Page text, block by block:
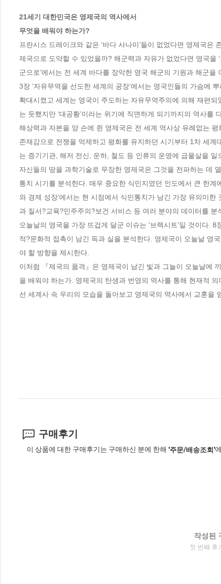
21세기 대한민국은 영제국의 역사에서
무엇을 배워야 하는가?
프란시스 드레이크와 같은 ‘바다 사나이’들이 없었다면 영제국
제국으로 도약할 수 있었을까? 해군력과 자유가 없었다면 영국을
군으로’에서는 전 세계 바다를 장악한 영국 해군의 기원과 해군
3장 ‘자유무역을 선도한 세계의 공장’에서는 영국인들의 가슴에
확대시켰고 세계는 영국이 주도하는 자유무역주의에 의해 재편
는 듯했지만 ‘대공황’이라는 위기에 직면하게 되기까지의 역사를
해상력과 자본을 양 손에 쥔 영제국은 전 세계 역사상 유례없는
존재감으로 전쟁을 억제하고 평화를 유지하던 시기부터 1차 세계
는 증기기관, 해저 전신, 운하, 철도 등 인류의 운명에 급물살을
자신들의 땅을 과학기술로 무장한 영제국은 그것을 전파하는 데
통치 시기를 분석한다. 매우 중요한 식민지였던 인도에서 큰 한
와 경제 성장’에서는 현 시점에서 식민통치가 남긴 가장 유의미
과 질서?교육?민주주의?보건 서비스 등 여러 분야의 데이터를 분
오늘날의 영국을 가장 뜨겁게 달군 이슈는 ‘브렉시트’일 것이다.
적?문화적 접촉이 남긴 득과 실을 분석한다. 영제국이 오늘날 영
야 할 방향을 제시한다.
이처럼 『제국의 품격』은 영제국이 남긴 빛과 그늘이 오늘날에
을 배워야 하는가. 영제국의 탄생과 번영의 역사를 통해 현재적
선 세계사 속 우리의 모습을 돌아보고 영제국의 역사에서 교훈을
구매후기
이 상품에 대한 구매후기는 구매하신 분에 한해 '주문/배송조회'
작성된
첫 번째 후